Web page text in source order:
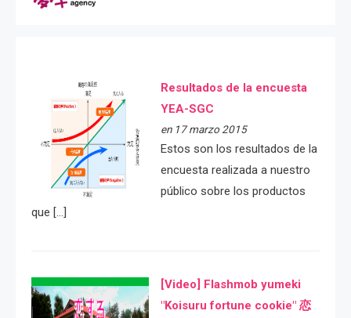
Resultados de la encuesta
YEA-SGC
en 17 marzo 2015
Estos son los resultados de la
encuesta realizada a nuestro
público sobre los productos
que […]
[Video] Flashmob yumeki
"Koisuru fortune cookie" 恋